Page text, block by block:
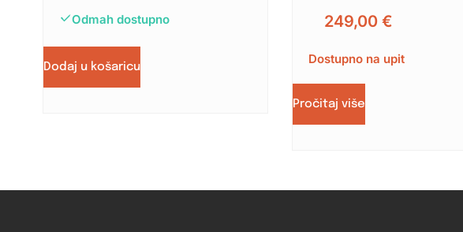
Odmah dostupno
Dodaj u košaricu
249,00€
Dostupno na upit
Pročitaj više